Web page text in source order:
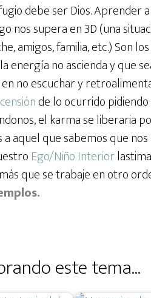
debe ser Dios. Aprender
nos supera en 3D (una
amigos, familia, etc.) Son
energía no ascienda y que
no escuchar y
de lo ocurrido
el karma se liberaria
aquel que sabemos que
Ego/Niño Interior
que se trabaje en otro
este tema...